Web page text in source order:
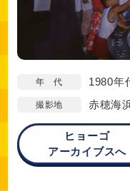
年 代 1980年
撮影地 赤穂海
ヒョーゴ
アーカイブスへ